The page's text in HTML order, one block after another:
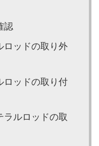
認
ッドの取り外
ッドの取り付
ルロッドの取